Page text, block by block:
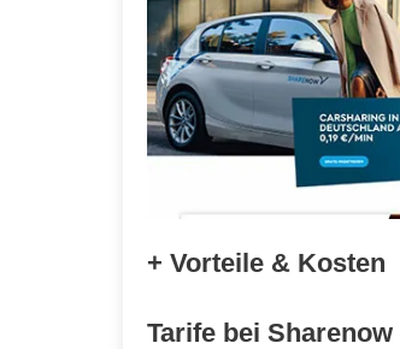
+ Vorteile & Kosten
Tarife bei Sharenow